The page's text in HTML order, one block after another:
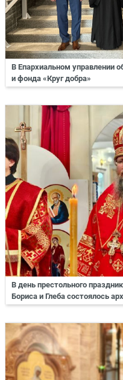
В Епархиальном управлении
и фонда «Круг добра»
В день престольного
Бориса и Глеба состоялось